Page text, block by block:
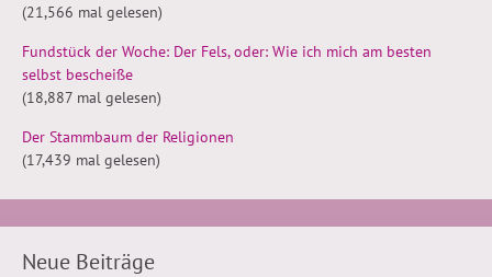
(21,566 mal gelesen)
Fundstück der Woche: Der Fels, oder: Wie ich mich am besten
selbst bescheiße
(18,887 mal gelesen)
Der Stammbaum der Religionen
(17,439 mal gelesen)
Neue Beiträge